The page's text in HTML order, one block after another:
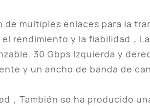
de múltiples enlaces para la
rendimiento y la fiabilidad，
30 Gbps Izquierda y
y un ancho de banda de
，También se ha producido